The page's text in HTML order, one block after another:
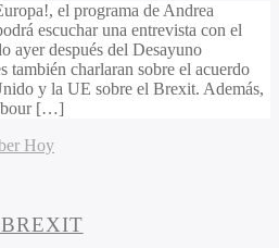
el programa de Andrea
escuchar una entrevista con el
ayer después del Desayuno
charlaran sobre el acuerdo
y la UE sobre el Brexit. Además,
[…]
Hoy